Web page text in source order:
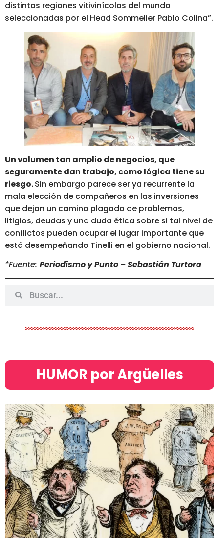
distintas regiones vitivinícolas del mundo
seleccionadas por el Head Sommelier Pablo Colina”.
Un volumen tan amplio de negocios, que
seguramente dan trabajo, como lógica tiene su
riesgo.Sin embargo parece ser ya recurrente la
mala elección de compañeros en las inversiones
que dejan un camino plagado de problemas,
litigios, deudas y una duda ética sobre si tal nivel de
conflictos pueden ocupar el lugar importante que
está desempeñando Tinelli en el gobierno nacional.
*Fuente: Periodismo y Punto – Sebastián Turtora
HUMOR por Argüelles​